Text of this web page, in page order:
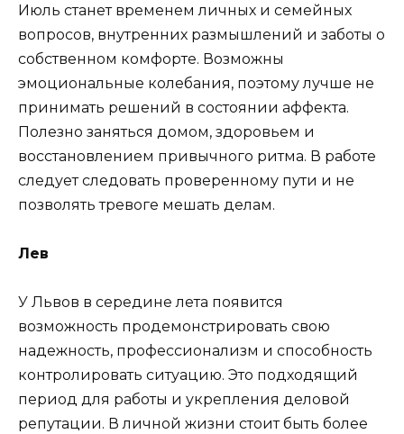
Июль станет временем личных и семейных
вопросов, внутренних размышлений и заботы о
собственном комфорте. Возможны
эмоциональные колебания, поэтому лучше не
принимать решений в состоянии аффекта.
Полезно заняться домом, здоровьем и
восстановлением привычного ритма. В работе
следует следовать проверенному пути и не
позволять тревоге мешать делам.
Лев
У Львов в середине лета появится
возможность продемонстрировать свою
надежность, профессионализм и способность
контролировать ситуацию. Это подходящий
период для работы и укрепления деловой
репутации. В личной жизни стоит быть более